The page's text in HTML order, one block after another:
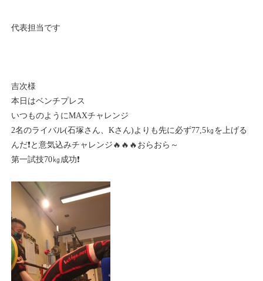
代表担当です
吉次様
本日はベンチプレス
いつものようにMAXチャレンジ
2名のライバル(石塚さん、Kさん)よりも先に必ず77,5㎏を上げる
んだ❗と意気込みチャレンジ🔥🔥🔥おらおら～
第一試技70㎏成功❗